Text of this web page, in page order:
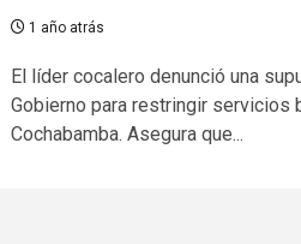
1 año atrás
El líder cocalero denunció una
Gobierno para restringir servicios
Cochabamba. Asegura que...